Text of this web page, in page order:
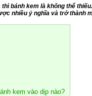
bánh kem là không thể
nhiều ý nghĩa và trở thành
kem vào dịp nào?